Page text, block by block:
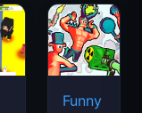
Funny